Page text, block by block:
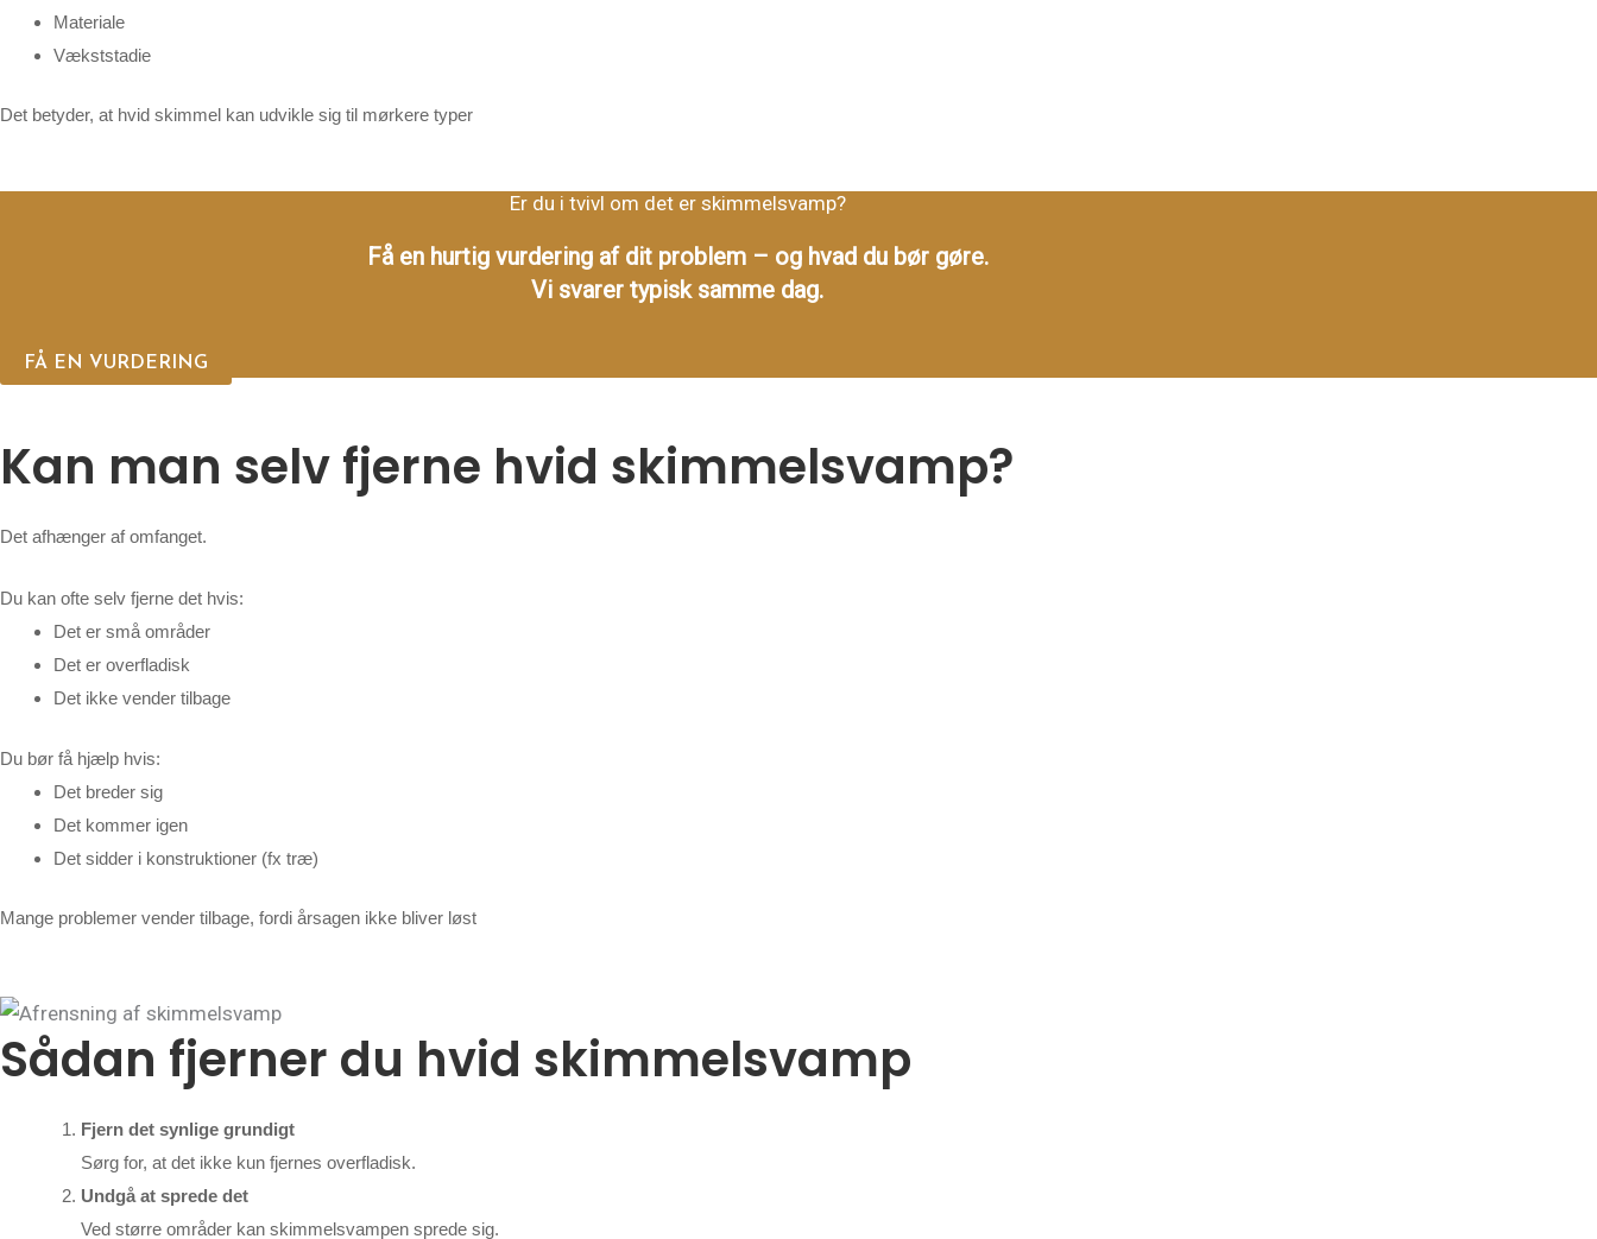
Materiale
Vækststadie
Det betyder, at hvid skimmel kan udvikle sig til mørkere typer
Er du i tvivl om det er skimmelsvamp?
Få en hurtig vurdering af dit problem – og hvad du bør gøre.
Vi svarer typisk samme dag.
FÅ EN VURDERING
Kan man selv fjerne hvid skimmelsvamp?
Det afhænger af omfanget.
Du kan ofte selv fjerne det hvis:
Det er små områder
Det er overfladisk
Det ikke vender tilbage
Du bør få hjælp hvis:
Det breder sig
Det kommer igen
Det sidder i konstruktioner (fx træ)
Mange problemer vender tilbage, fordi årsagen ikke bliver løst
Sådan fjerner du hvid skimmelsvamp
Fjern det synlige grundigt
Sørg for, at det ikke kun fjernes overfladisk.
Undgå at sprede det
Ved større områder kan skimmelsvampen sprede sig.